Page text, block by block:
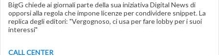
BigG chiede ai giornali parte della sua iniziativa Digital News di
opporsi alla regola che impone licenze per condividere snippet. La
replica degli editori: "Vergognoso, ci usa per fare lobby per i suoi
interessi"
CALL CENTER